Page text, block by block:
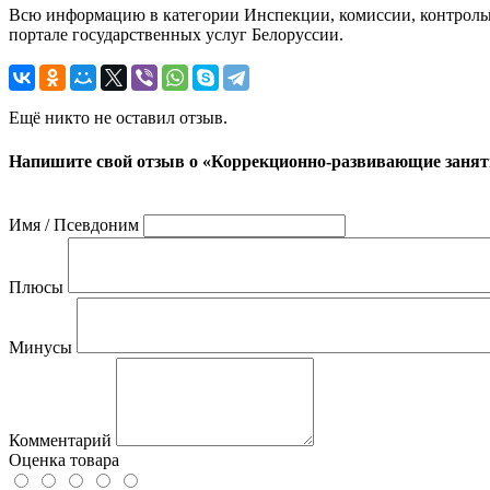
Всю информацию в категории Инспекции, комиссии,
портале государственных услуг Белоруссии.
Ещё никто не оставил отзыв.
Напишите свой отзыв о «Коррекционно-развивающие
Имя / Псевдоним
Плюсы
Минусы
Комментарий
Оценка товара